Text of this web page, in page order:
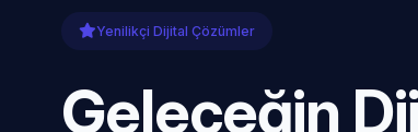
Yenilikçi Dijital Çözümler
Geleceğin